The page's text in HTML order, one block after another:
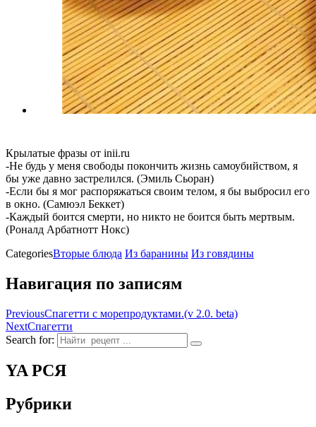
Крылатые фразы от inii.ru
-Не будь у меня свободы покончить жизнь самоубийством, я
бы уже давно застрелился. (Эмиль Сьоран)
-Если бы я мог распоряжаться своим телом, я бы выбросил его
в окно. (Самюэл Беккет)
-Каждый боится смерти, но никто не боится быть мертвым.
(Роналд Арбатнотт Нокс)
CategoriesВторые блюда Из баранины Из говядины
Навигация по записям
PreviousСпагетти с морепродуктами.(v 2.0. beta)
NextСпагетти
Search for:
YA РСЯ
Рубрики